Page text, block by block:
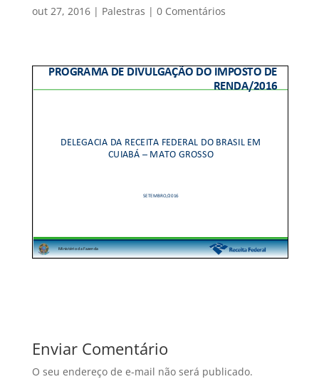
out 27, 2016| Palestras | 0 Comentários
Enviar Comentário
O seu endereço de e-mail não será publicado.